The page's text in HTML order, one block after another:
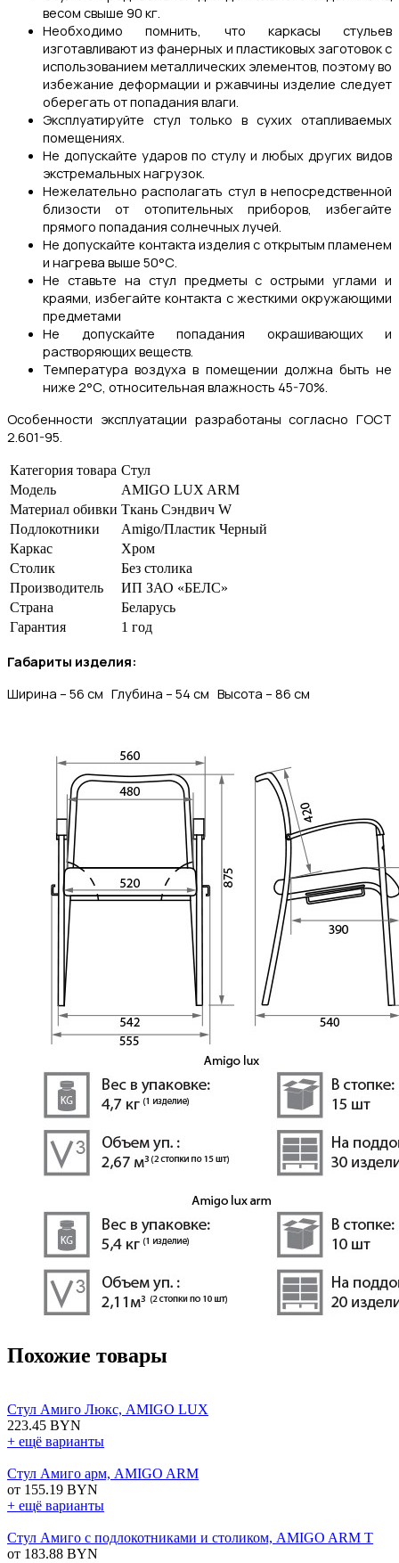
весом свыше 90 кг.
Необходимо помнить, что каркасы стульев
изготавливают из фанерных и пластиковых заготовок с
использованием металлических элементов, поэтому во
избежание деформации и ржавчины изделие следует
оберегать от попадания влаги.
Эксплуатируйте стул только в сухих отапливаемых
помещениях.
Не допускайте ударов по стулу и любых других видов
экстремальных нагрузок.
Нежелательно располагать стул в непосредственной
близости от отопительных приборов, избегайте
прямого попадания солнечных лучей.
Не допускайте контакта изделия с открытым пламенем
и нагрева выше 50°С.
Не ставьте на стул предметы с острыми углами и
краями, избегайте контакта с жесткими окружающими
предметами
Не допускайте попадания окрашивающих и
растворяющих веществ.
Температура воздуха в помещении должна быть не
ниже 2°С, относительная влажность 45-70%.
Особенности эксплуатации разработаны согласно ГОСТ
2.601-95.
Категория товара Стул
Модель
AMIGO LUX ARM
Материал обивки Ткань Сэндвич W
Подлокотники
Amigo/Пластик Черный
Каркас
Хром
Столик
Без столика
Производитель
ИП ЗАО «БЕЛС»
Страна
Беларусь
Гарантия
1 год
Габариты изделия:
Ширина – 56 см Глубина – 54 см Высота – 86 см
Похожие товары
Стул Амиго Люкс, AMIGO LUX
223.45 BYN
+ ещё варианты
Стул Амиго арм, AMIGO ARM
от 155.19 BYN
+ ещё варианты
Стул Амиго с подлокотниками и столиком, AMIGO ARM T
от 183.88 BYN